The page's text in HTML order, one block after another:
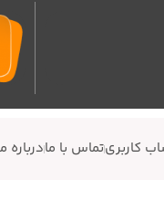
کاربریتماس با مادرباره